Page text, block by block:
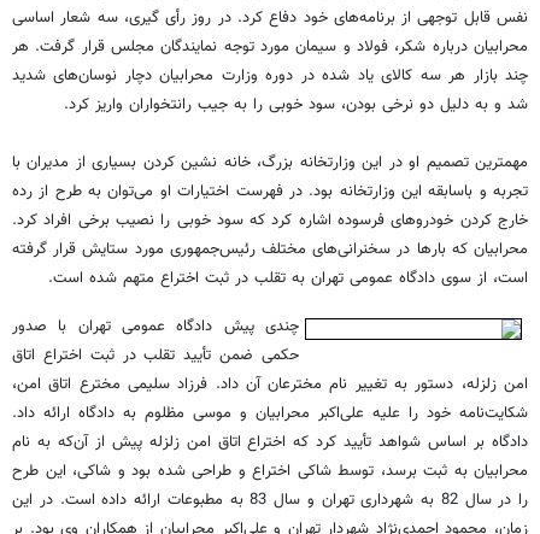
نفس قابل توجهی از برنامه‌های خود دفاع کرد. در روز رأی گیری، سه شعار اساسی
محرابیان درباره شکر، فولاد و سیمان مورد توجه نمایندگان مجلس قرار گرفت. هر
چند بازار هر سه کالای یاد شده در دوره وزارت محرابیان دچار نوسان‌های شدید
شد و به دلیل دو نرخی بودن، سود خوبی را به جیب رانتخواران واریز کرد.
مهمترین تصمیم او در این وزارتخانه بزرگ، خانه نشین کردن بسیاری از مدیران با
تجربه و باسابقه این وزارتخانه بود. در فهرست اختیارات او می‌توان به طرح از رده
خارج کردن خودروهای فرسوده اشاره کرد که سود خوبی را نصیب برخی افراد کرد.
محرابیان که بارها در سخنرانی‌های مختلف رئیس‌جمهوری مورد ستایش قرار گرفته
است، از سوی دادگاه عمومی تهران به تقلب در ثبت اختراع متهم شده است.
چندی پیش دادگاه عمومی تهران با صدور
حکمی ضمن تأیید تقلب در ثبت اختراع اتاق
امن زلزله، دستور به تغییر نام مخترعان آن داد. فرزاد سلیمی مخترع اتاق امن،
شکایت‌نامه خود را علیه علی‌اکبر محرابیان و موسی‌ مظلوم به دادگاه ارائه داد.
دادگاه بر اساس شواهد تأیید کرد که اختراع اتاق امن زلزله پیش از آن‌که به نام
محرابیان به ثبت برسد، توسط شاکی اختراع و طراحی شده بود و شاکی، این طرح
را در سال 82 به شهرداری تهران و سال 83 به مطبوعات ارائه داده است. در این
زمان، محمود احمدی‌نژاد شهردار تهران و علی‌اکبر محرابیان از همکاران وی بود. بر